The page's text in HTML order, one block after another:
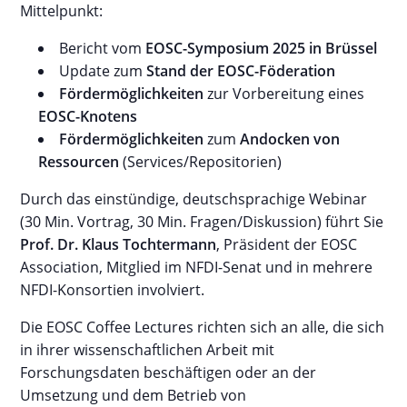
Mittelpunkt:
Bericht vom EOSC-Symposium 2025 in Brüssel
Update zumStand der EOSC-Föderation
Fördermöglichkeiten zur Vorbereitung eines
EOSC-Knotens
Fördermöglichkeiten zumAndocken von
Ressourcen (Services/Repositorien)
Durch das einstündige, deutschsprachige Webinar
(30 Min. Vortrag, 30 Min. Fragen/Diskussion) führt Sie
Prof. Dr. Klaus Tochtermann, Präsident der EOSC
Association, Mitglied im NFDI-Senat und in mehrere
NFDI-Konsortien involviert.
Die EOSC Coffee Lectures richten sich an alle, die sich
in ihrer wissenschaftlichen Arbeit mit
Forschungsdaten beschäftigen oder an der
Umsetzung und dem Betrieb von